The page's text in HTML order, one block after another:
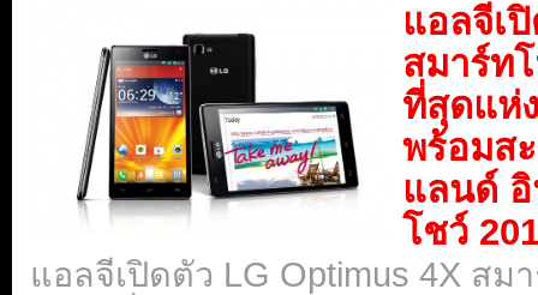
แอลจีเ
สมาร์ท
ที่สุดแห่
พร้อมส
แลนด์
โชว์
แอลจีเปิดตัว LG Optimus 4X ส